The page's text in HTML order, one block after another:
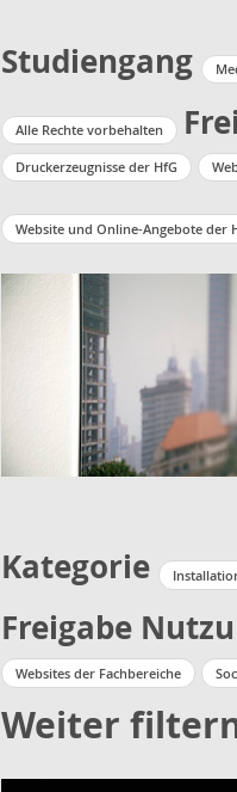
Studiengang
Alle Rechte vorbehalten
Druckerzeugnisse der HfG
Website und Online-Angebote der
Kategorie
Freigabe
Websites der Fachbereiche
Weiter